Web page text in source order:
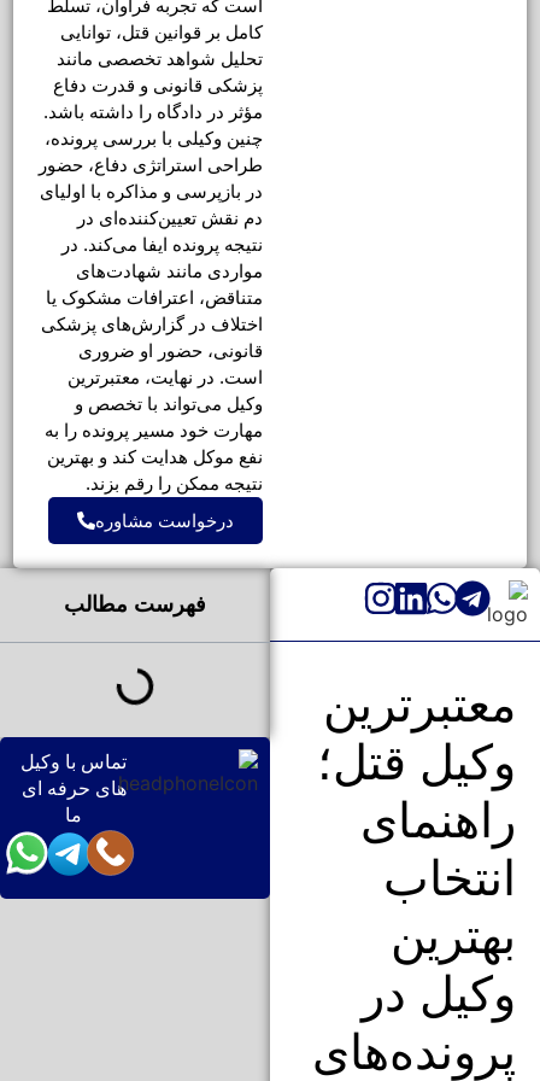
است که تجربه فراوان، تسلط
کامل بر قوانین قتل، توانایی
تحلیل شواهد تخصصی مانند
پزشکی قانونی و قدرت دفاع
مؤثر در دادگاه را داشته باشد.
چنین وکیلی با بررسی پرونده،
طراحی استراتژی دفاع، حضور
در بازپرسی و مذاکره با اولیای
دم نقش تعیین‌کننده‌ای در
نتیجه پرونده ایفا می‌کند. در
مواردی مانند شهادت‌های
متناقض، اعترافات مشکوک یا
اختلاف در گزارش‌های پزشکی
قانونی، حضور او ضروری
است. در نهایت، معتبرترین
وکیل می‌تواند با تخصص و
مهارت خود مسیر پرونده را به
نفع موکل هدایت کند و بهترین
نتیجه ممکن را رقم بزند.
درخواست مشاوره
معتبرترین
وکیل قتل؛
راهنمای
انتخاب
بهترین
وکیل در
پرونده‌های
فهرست مطالب
تماس با وکیل
های حرفه ای
ما